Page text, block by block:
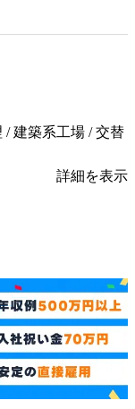
/ 建築系工場 / 交替
詳細を表示